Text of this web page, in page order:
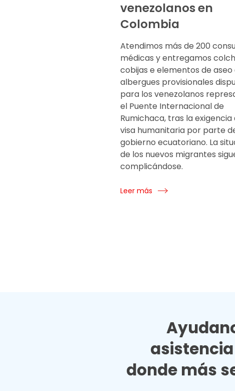
venezolanos en
Colombia
Atendimos más de 200
médicas y entregamos
cobijas e elementos de aseo
albergues provisionales
para los venezolanos
el Puente Internacional de
Rumichaca, tras la exigencia
visa humanitaria por parte
gobierno ecuatoriano. La
de los nuevos migrantes
complicándose.
Leer más
donde más